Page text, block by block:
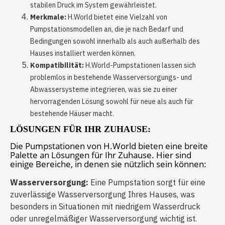
stabilen Druck im System gewährleistet.
Merkmale:H.World bietet eine Vielzahl von
Pumpstationsmodellen an, die je nach Bedarf und
Bedingungen sowohl innerhalb als auch außerhalb des
Hauses installiert werden können.
Kompatibilität:H.World-Pumpstationen lassen sich
problemlos in bestehende Wasserversorgungs- und
Abwassersysteme integrieren, was sie zu einer
hervorragenden Lösung sowohl für neue als auch für
bestehende Häuser macht.
LÖSUNGEN FÜR IHR ZUHAUSE:
Die Pumpstationen von H.World bieten eine breite
Palette an Lösungen für Ihr Zuhause. Hier sind
einige Bereiche, in denen sie nützlich sein können:
Wasserversorgung: Eine Pumpstation sorgt für eine
zuverlässige Wasserversorgung Ihres Hauses, was
besonders in Situationen mit niedrigem Wasserdruck
oder unregelmäßiger Wasserversorgung wichtig ist.